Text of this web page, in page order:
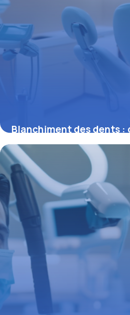
Blanchiment des dents :
vraiment un sourire
16 juin 2026